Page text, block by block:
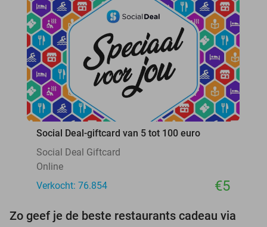
Social Deal-giftcard van 5 tot 100 euro
Social Deal Giftcard
Online
Verkocht: 76.854
€5
Zo geef je de beste restaurants cadeau via